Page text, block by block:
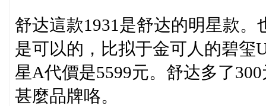
舒达這款1931是舒达的明星款
是可以的，比拟于金可人的碧玺
星A代價是5599元。舒达多了
甚麼品牌咯。